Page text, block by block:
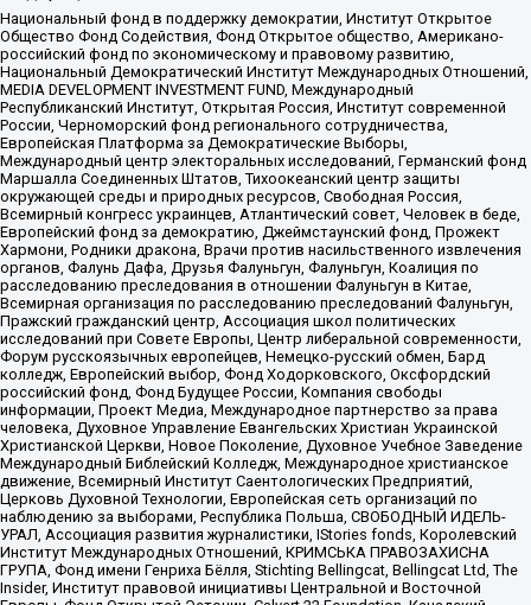
Национальный фонд в поддержку демократии, Институт Открытое
Общество Фонд Содействия, Фонд Открытое общество, Американо-
российский фонд по экономическому и правовому развитию,
Национальный Демократический Институт Международных Отношений,
MEDIA DEVELOPMENT INVESTMENT FUND, Международный
Республиканский Институт, Открытая Россия, Институт современной
России, Черноморский фонд регионального сотрудничества,
Европейская Платформа за Демократические Выборы,
Международный центр электоральных исследований, Германский фонд
Маршалла Соединенных Штатов, Тихоокеанский центр защиты
окружающей среды и природных ресурсов, Свободная Россия,
Всемирный конгресс украинцев, Атлантический совет, Человек в беде,
Европейский фонд за демократию, Джеймстаунский фонд, Прожект
Хармони, Родники дракона, Врачи против насильственного извлечения
органов, Фалунь Дафа, Друзья Фалуньгун, Фалуньгун, Коалиция по
расследованию преследования в отношении Фалуньгун в Китае,
Всемирная организация по расследованию преследований Фалуньгун,
Пражский гражданский центр, Ассоциация школ политических
исследований при Совете Европы, Центр либеральной современности,
Форум русскоязычных европейцев, Немецко-русский обмен, Бард
колледж, Европейский выбор, Фонд Ходорковского, Оксфордский
российский фонд, Фонд Будущее России, Компания свободы
информации, Проект Медиа, Международное партнерство за права
человека, Духовное Управление Евангельских Христиан Украинской
Христианской Церкви, Новое Поколение, Духовное Учебное Заведение
Международный Библейский Колледж, Международное христианское
движение, Всемирный Институт Саентологических Предприятий,
Церковь Духовной Технологии, Европейская сеть организаций по
наблюдению за выборами, Республика Польша, СВОБОДНЫЙ ИДЕЛЬ-
УРАЛ, Ассоциация развития журналистики, IStories fonds, Королевский
Институт Международных Отношений, КРИМСЬКА ПРАВОЗАХИСНА
ГРУПА, Фонд имени Генриха Бёлля, Stichting Bellingcat, Bellingcat Ltd, The
Insider, Институт правовой инициативы Центральной и Восточной